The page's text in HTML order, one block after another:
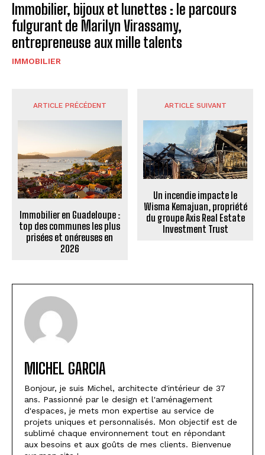
Immobilier, bijoux et lunettes : le parcours
fulgurant de Marilyn Virassamy,
entrepreneuse aux mille talents
IMMOBILIER
ARTICLE PRÉCÉDENT
Immobilier en Guadeloupe :
top des communes les plus
prisées et onéreuses en
2026
ARTICLE SUIVANT
Un incendie impacte le
Wisma Kemajuan, propriété
du groupe Axis Real Estate
Investment Trust
MICHEL GARCIA
Bonjour, je suis Michel, architecte d'intérieur de 37
ans. Passionné par le design et l'aménagement
d'espaces, je mets mon expertise au service de
projets uniques et personnalisés. Mon objectif est de
sublimé chaque environnement tout en répondant
aux besoins et aux goûts de mes clients. Bienvenue